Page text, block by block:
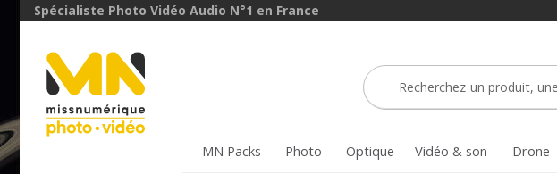
Spécialiste Photo Vidéo Audio N°1 en France
MN Packs Photo Optique Vidéo & son Drone
avec le code